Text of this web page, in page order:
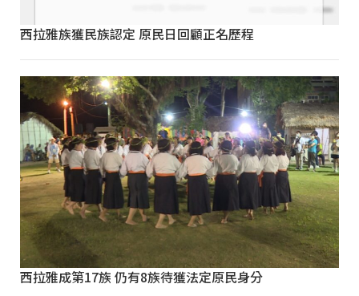
西拉雅族獲民族認定 原民日回顧正名歷程
西拉雅成第17族 仍有8族待獲法定原民身分